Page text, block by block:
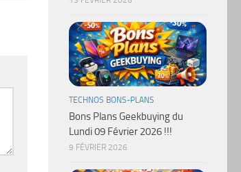
TECHNOS BONS-PLANS
Bons Plans Geekbuying du
Lundi 09 Février 2026 !!!
9 FÉVRIER 2026